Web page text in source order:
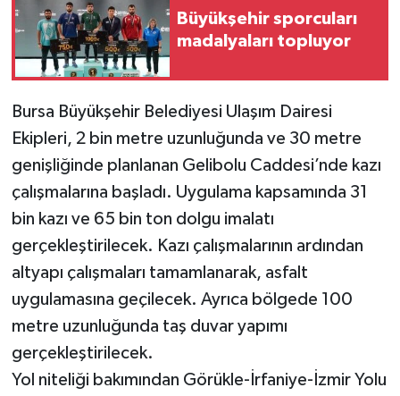
Büyükşehir sporcuları
madalyaları topluyor
Bursa Büyükşehir Belediyesi Ulaşım Dairesi
Ekipleri, 2 bin metre uzunluğunda ve 30 metre
genişliğinde planlanan Gelibolu Caddesi’nde kazı
çalışmalarına başladı. Uygulama kapsamında 31
bin kazı ve 65 bin ton dolgu imalatı
gerçekleştirilecek. Kazı çalışmalarının ardından
altyapı çalışmaları tamamlanarak, asfalt
uygulamasına geçilecek. Ayrıca bölgede 100
metre uzunluğunda taş duvar yapımı
gerçekleştirilecek.
Yol niteliği bakımından Görükle-İrfaniye-İzmir Yolu